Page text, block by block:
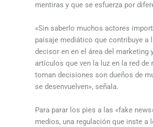
mentiras y que se esfuerza por
«Sin saberlo muchos actores
paisaje mediático que contribuye a
decisor en en el área del
artículos que ven la luz en la red
toman decisiones son dueños de
se desenvuelven», señala.
Para parar los pies a las «fake
medios, una regulación que inste a